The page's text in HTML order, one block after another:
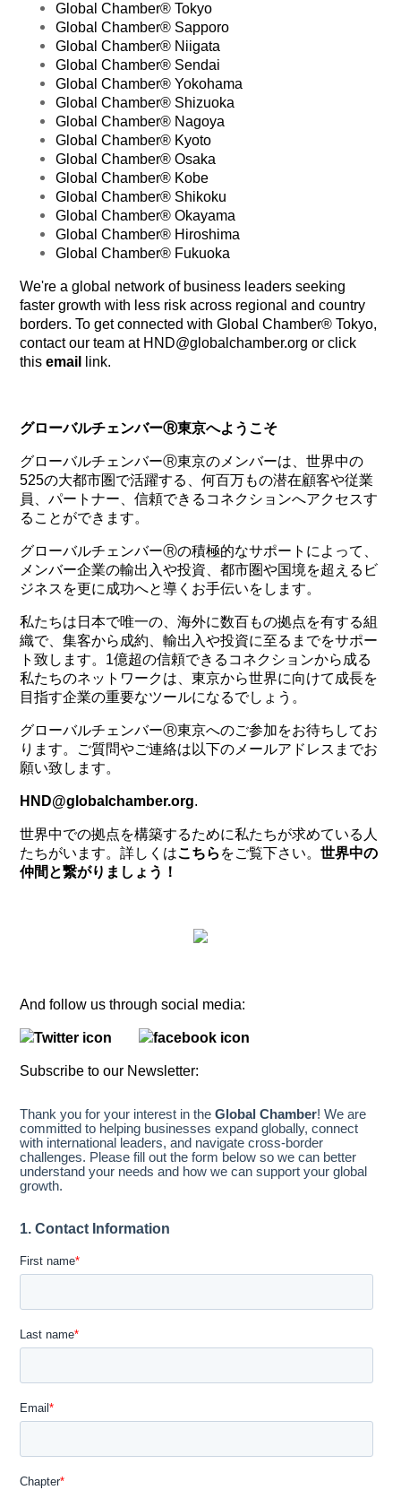
Global Chamber® Tokyo
Global Chamber® Sapporo
Global Chamber® Niigata
Global Chamber® Sendai
Global Chamber® Yokohama
Global Chamber® Shizuoka
Global Chamber® Nagoya
Global Chamber® Kyoto
Global Chamber® Osaka
Global Chamber® Kobe
Global Chamber® Shikoku
Global Chamber® Okayama
Global Chamber® Hiroshima
Global Chamber® Fukuoka
We're a global network of business leaders seeking
faster growth with less risk across regional and country
borders. To get connected with Global Chamber® Tokyo,
contact our team at HND@globalchamber.org or click
thisemail link.
グローバルチェンバーⓇ東京へようこそ
グローバルチェンバーⓇ東京のメンバーは、世界中の
525の大都市圏で活躍する、何百万もの潜在顧客や従業
員、パートナー、信頼できるコネクションへアクセスす
ることができます。
グローバルチェンバーⓇの積極的なサポートによって、
メンバー企業の輸出入や投資、都市圏や国境を超えるビ
ジネスを更に成功へと導くお手伝いをします。
私たちは日本で唯一の、海外に数百もの拠点を有する組
織で、集客から成約、輸出入や投資に至るまでをサポー
ト致します。1億超の信頼できるコネクションから成る
私たちのネットワークは、東京から世界に向けて成長を
目指す企業の重要なツールになるでしょう。
グローバルチェンバーⓇ東京へのご参加をお待ちしてお
ります。ご質問やご連絡は以下のメールアドレスまでお
願い致します。
HND@globalchamber.org.
世界中での拠点を構築するために私たちが求めている人
たちがいます。詳しくはこちら をご覧下さい。世界中の
仲間と繋がりましょう！
And follow us through social media:
Subscribe to our Newsletter: